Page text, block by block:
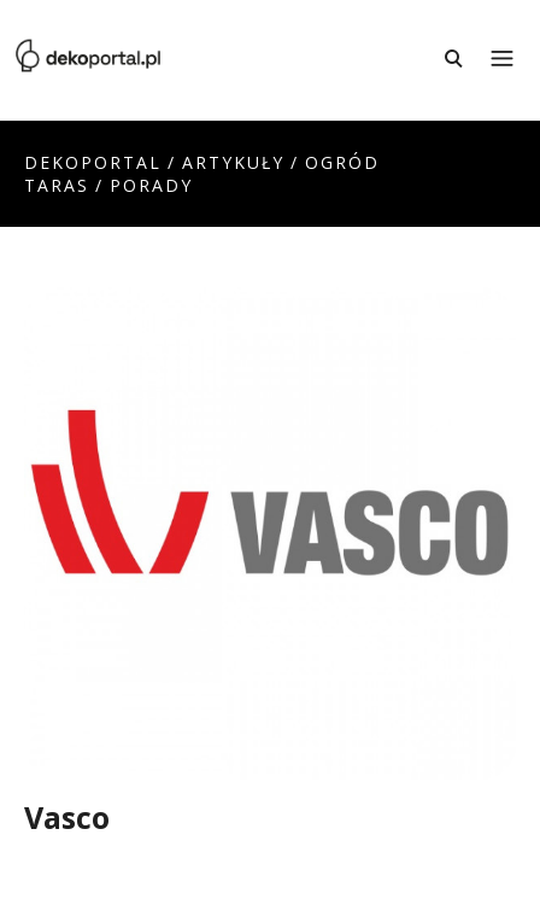
DEKOPORTAL / ARTYKUŁY / OGRÓD
TARAS / PORADY
Vasco